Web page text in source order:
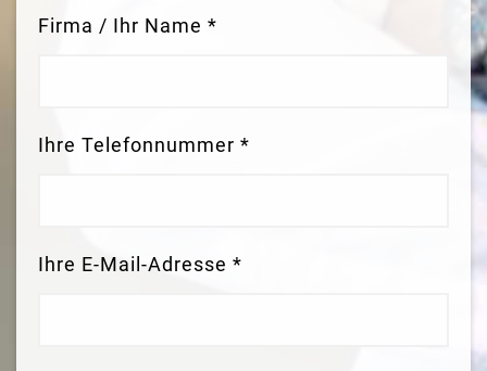
Firma / Ihr Name *
Ihre Telefonnummer *
Ihre E-Mail-Adresse *